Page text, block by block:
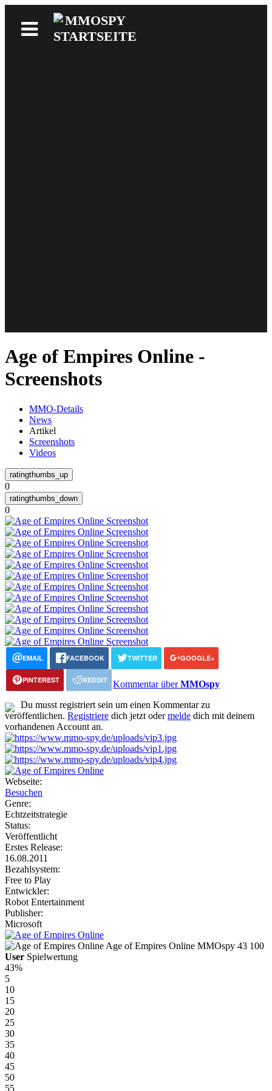
Age of Empires Online -
Screenshots
MMO-Details
News
Artikel
Screenshots
Videos
0
0
EMAIL FACEBOOK TWITTER GOOGLE+
PINTEREST REDDIT Kommentar überMMOspy
Du musst registriert sein um einen Kommentar zu
veröffentlichen. Registriere dich jetzt odermelde dich mit deinem
vorhandenen Account an.
Webseite:
Besuchen
Genre:
Echtzeitstrategie
Status:
Veröffentlicht
Erstes Release:
16.08.2011
Bezahlsystem:
Free to Play
Entwickler:
Robot Entertainment
Publisher:
Microsoft
Age of Empires Online MMOspy 43 100
User Spielwertung
43%
5
10
15
20
25
30
35
40
45
50
55